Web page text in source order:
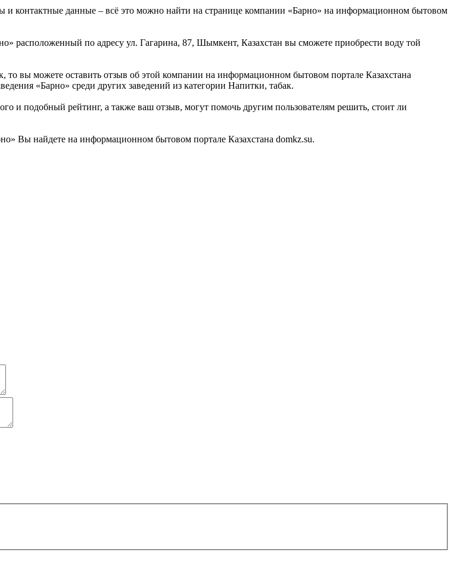
контактные данные – всё это можно найти на странице компании «Барно» на информационном бытовом
расположенный по адресу ул. Гагарина, 87, Шымкент, Казахстан вы сможете приобрести воду той
вы можете оставить отзыв об этой компании на информационном бытовом портале Казахстана
«Барно» среди других заведений из категории Напитки, табак.
подобный рейтинг, а также ваш отзыв, могут помочь другим пользователям решить, стоит ли
Вы найдете на информационном бытовом портале Казахстана domkz.su.